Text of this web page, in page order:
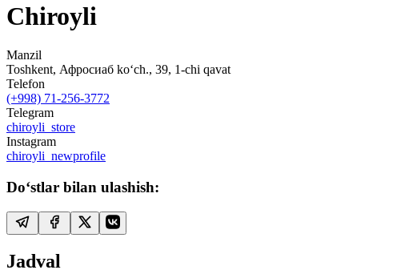
Chiroyli
Manzil
Toshkent, Афросиаб ko‘ch., 39, 1-chi qavat
Telefon
(+998) 71-256-3772
Telegram
chiroyli_store
Instagram
chiroyli_newprofile
Do‘stlar bilan ulashish:
Jadval